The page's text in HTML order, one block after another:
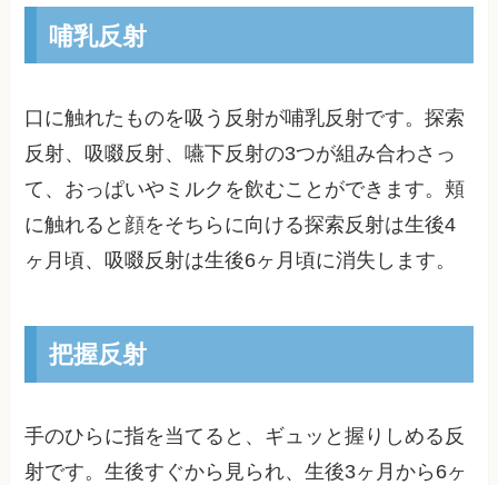
哺乳反射
口に触れたものを吸う反射が哺乳反射です。探索
反射、吸啜反射、嚥下反射の3つが組み合わさっ
て、おっぱいやミルクを飲むことができます。頬
に触れると顔をそちらに向ける探索反射は生後4
ヶ月頃、吸啜反射は生後6ヶ月頃に消失します。
把握反射
手のひらに指を当てると、ギュッと握りしめる反
射です。生後すぐから見られ、生後3ヶ月から6ヶ